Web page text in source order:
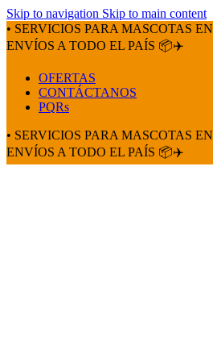
Skip to navigation Skip to main content
• SERVICIOS PARA MASCOTAS
ENVÍOS A TODO EL PAÍS 📦✈️
OFERTAS
CONTÁCTANOS
PQRs
• SERVICIOS PARA MASCOTAS
ENVÍOS A TODO EL PAÍS 📦✈️